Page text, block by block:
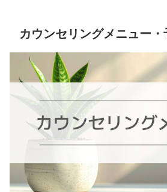
カウンセリングメニュー・